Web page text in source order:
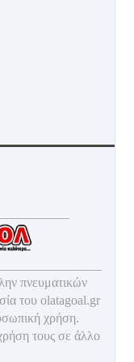
πνευματικών
του olatagoal.gr
χρήση.
τους σε άλλο